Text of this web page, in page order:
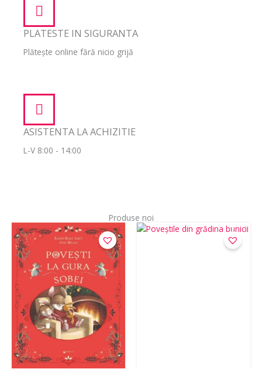
PLATESTE IN SIGURANTA
Plătește online fără nicio grijă
ASISTENTA LA ACHIZITIE
L-V 8:00 - 14:00
Produse noi